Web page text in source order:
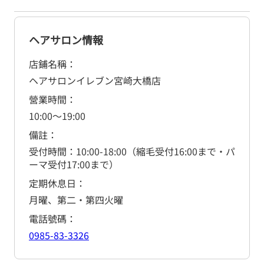
ヘアサロン情報
店鋪名稱
ヘアサロンイレブン宮崎大橋店
營業時間
10:00～19:00
備註
受付時間：10:00-18:00（縮毛受付16:00まで・パ
ーマ受付17:00まで）
定期休息日
月曜、第二・第四火曜
電話號碼
0985-83-3326